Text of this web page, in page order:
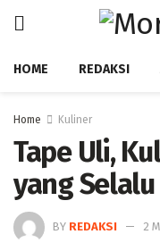
HOME REDAKSI
Home Kuliner
‎Tape Uli,
yang
BY REDAKSI 2